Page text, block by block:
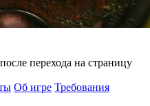
перехода на страницу
Об игре Требования